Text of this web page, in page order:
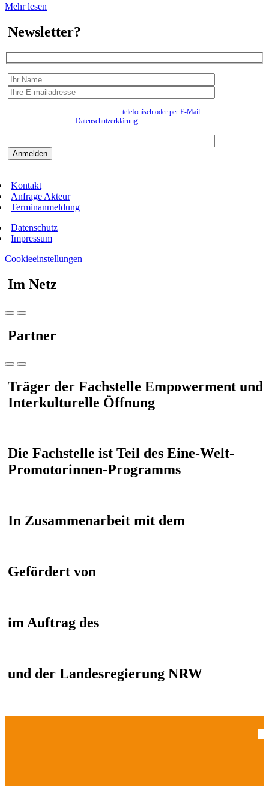
Mehr lesen
Newsletter?
telefonisch oder per E-Mail
Datenschutzerklärung
Kontakt
Anfrage Akteur
Terminanmeldung
Datenschutz
Impressum
Cookieeinstellungen
Im Netz
Partner
Träger der Fachstelle Empowerment und
Interkulturelle Öffnung
Die Fachstelle ist Teil des Eine-Welt-
Promotorinnen-Programms
In Zusammenarbeit mit dem
Gefördert von
im Auftrag des
und der Landesregierung NRW